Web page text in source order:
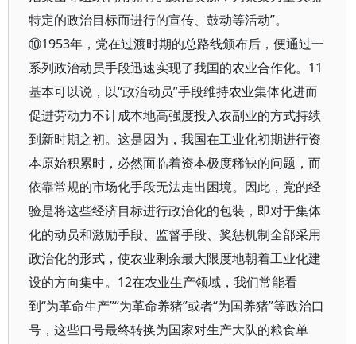
特定的政治目标而进行的宣传、鼓动等活动”。
⑩1953年，党在过渡时期的总路线颁布后，便通过一
系列政治动员手段迅速实现了我国的农业合作化。11
基本可以说，以“政治动员”手段维持农业集体化进而
促进劳动力不计成本地高强度投入农副业的方式持续
到新时期之初。这是因为，我国在工业化初期进行资
本原始积累时，必然面临着资本极度稀缺的问题，而
依靠常规的市场化手段无法走出困境。因此，党的经
验是将这些经济目标进行政治化的包装，即对于集体
化的动员和激励手段、监督手段、奖惩机制全部采用
政治化的形式，使农业剩余最大限度地朝着工业化建
设的方向集中。12在农业生产领域，我们常能看
到“为革命生产”“为革命养猪”或者“为国养猪”等政治口
号，这些口号最终转换为国家对生产大队的粮食单